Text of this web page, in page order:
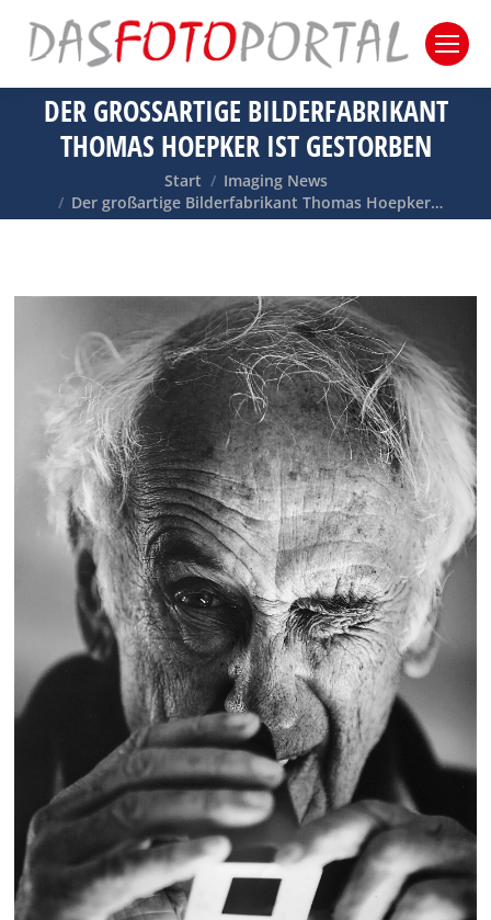
DER GROSSARTIGE BILDERFABRIKANT T
HOMAS HOEPKER IST GESTORBEN
Sie befinden sich hier:
Start
Imaging News
Der großartige Bilderfabrikant Thomas Hoepker…